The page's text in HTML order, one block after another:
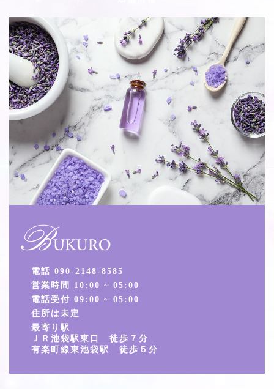
電話 090-2148-8585
営業時間 10:00 ~ 05:00
電話受付 09:00 ~ 05:00
住所は未定
最寄り駅
ＪＲ池袋駅東口 徒歩７分
有楽町線東池袋駅 徒歩５分